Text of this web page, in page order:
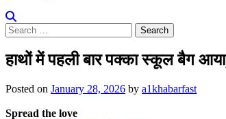
Search
for:
हाथों में पहली बार पक्का स्कूल बैग
Posted on January 28, 2026 by a1khabarfast
Spread the love